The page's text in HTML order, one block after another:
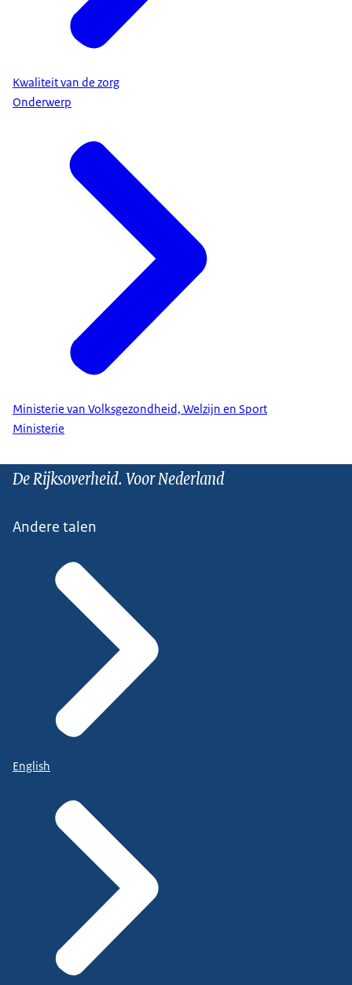
Kwaliteit van de zorg
Onderwerp
Ministerie van Volksgezondheid, Welzijn en Sport
Ministerie
De Rijksoverheid. Voor Nederland
Andere talen
English